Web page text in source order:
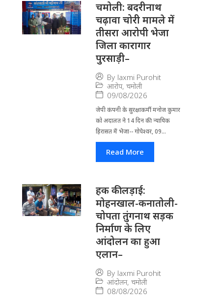
चमोली: बदरीनाथ
चढ़ावा चोरी मामले में
तीसरा आरोपी भेजा
जिला कारागार
पुरसाड़ी–
By laxmi Purohit
आरोप, चमोली
09/08/2026
जेपी कंपनी के सुरक्षाकर्मी मनोज कुमार
को अदालत ने 14 दिन की न्यायिक
हिरासत में भेजा-- गोपेश्वर, 09...
Read More
हक की लड़ाई:
मोहनखाल-कनातोली-
चोपता तुंगनाथ सड़क
निर्माण के लिए
आंदोलन का हुआ
एलान–
By laxmi Purohit
आंदोलन, चमोली
08/08/2026